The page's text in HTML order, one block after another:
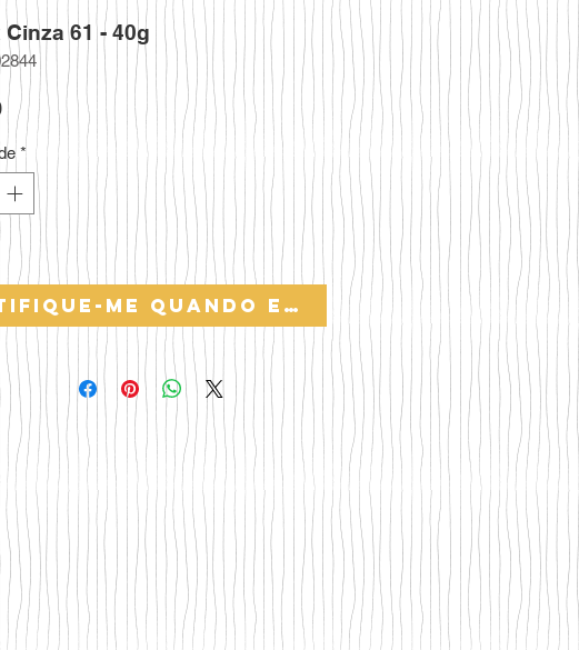
61 - 40g
Preço
*
me quando estiver disponível